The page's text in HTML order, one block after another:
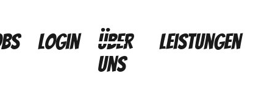
Login
Über
uns
Leistungen